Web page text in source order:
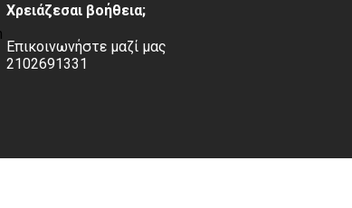
Χρειάζεσαι βοήθεια;
Επικοινωνήστε μαζί μας
2102691331